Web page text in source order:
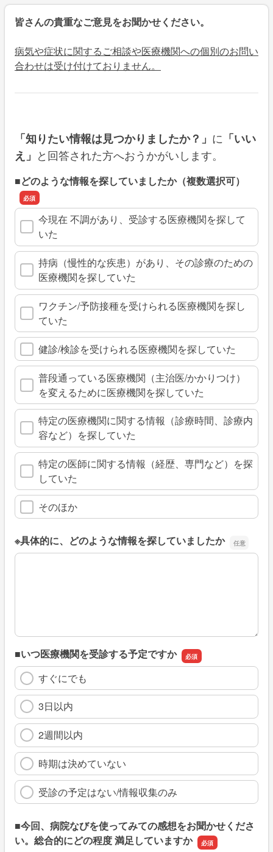
皆さんの貴重なご意見をお聞かせください。
病気や症状に関するご相談や医療機関への個別のお問い
合わせは受け付けておりません。
「知りたい情報は見つかりましたか？」 に 「いい
え」 と回答された方へおうかがいします。
■どのような情報を探していましたか（複数選択可）
今現在 不調があり、受診する医療機関を探して
いた
持病（慢性的な疾患）があり、その診療のための
医療機関を探していた
ワクチン/予防接種を受けられる医療機関を探し
ていた
健診/検診を受けられる医療機関を探していた
普段通っている医療機関（主治医/かかりつけ）
を変えるために医療機関を探していた
特定の医療機関に関する情報（診療時間、診療内
容など）を探していた
特定の医師に関する情報（経歴、専門など）を探
していた
そのほか
※具体的に、どのような情報を探していましたか
※具体的に、どのような情報を探していましたか
■いつ医療機関を受診する予定ですか
すぐにでも
3日以内
2週間以内
時期は決めていない
受診の予定はない/情報収集のみ
■今回、病院なびを使ってみての感想をお聞かせくださ
い。総合的にどの程度 満足していますか